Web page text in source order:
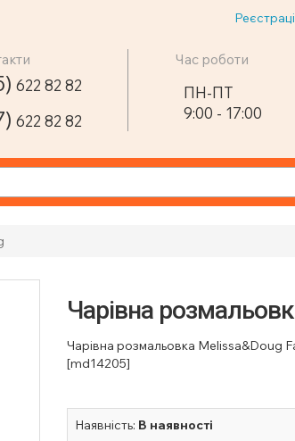
622 82 82
622 82 82
Час роботи
ПН-ПТ
9:00 - 17:00
Чарівна
Чарівна розмальовка Melissa&Doug
[md14205]
Наявність: В наявності